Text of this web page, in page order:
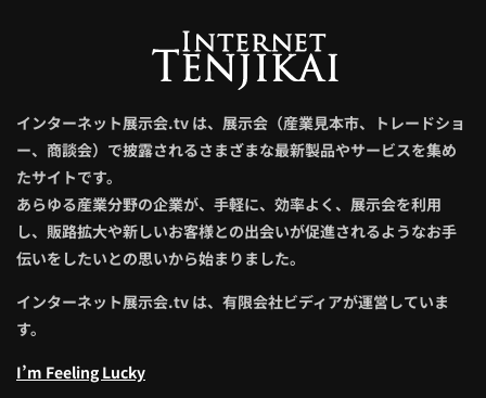
インターネット展示会.tv は、展示会（産業見本市、トレードショ
ー、商談会）で披露されるさまざまな最新製品やサービスを集め
たサイトです。
あらゆる産業分野の企業が、手軽に、効率よく、展示会を利用
し、販路拡大や新しいお客様との出会いが促進されるようなお手
伝いをしたいとの思いから始まりました。
インターネット展示会.tv は、有限会社ビディアが運営していま
す。
I’m Feeling Lucky